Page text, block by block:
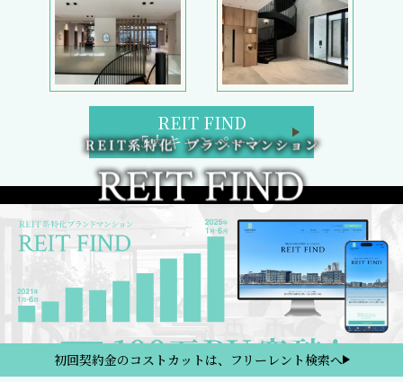
REIT FIND
5大キャンペーン
初回契約金のコストカットは、フリーレント検索へ